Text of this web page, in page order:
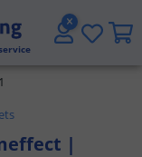
in huis
|